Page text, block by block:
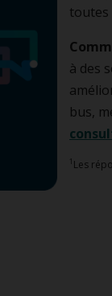
toutes
à des
bus,
1 Les